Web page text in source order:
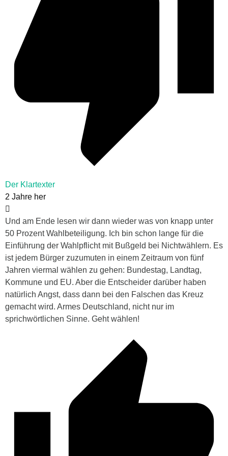
Der Klartexter
2 Jahre her
Und am Ende lesen wir dann wieder was von knapp unter
50 Prozent Wahlbeteiligung. Ich bin schon lange für die
Einführung der Wahlpflicht mit Bußgeld bei Nichtwählern. Es
ist jedem Bürger zuzumuten in einem Zeitraum von fünf
Jahren viermal wählen zu gehen: Bundestag, Landtag,
Kommune und EU. Aber die Entscheider darüber haben
natürlich Angst, dass dann bei den Falschen das Kreuz
gemacht wird. Armes Deutschland, nicht nur im
sprichwörtlichen Sinne. Geht wählen!